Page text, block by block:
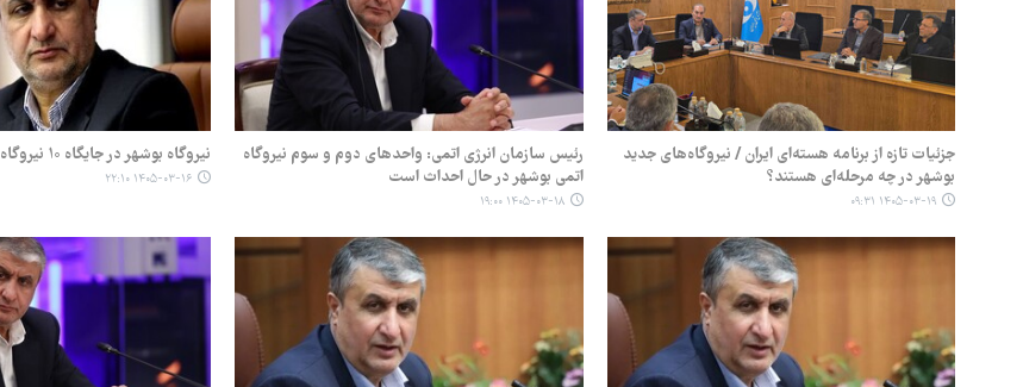
جزئیات تازه از برنامه هسته‌ای ایران / نیروگاه‌های جدید
بوشهر در چه مرحله‌ای هستند؟
۱۴۰۵-۰۳-۱۹ ۰۹:۳۱
رئیس سازمان انرژی اتمی: واحدهای دوم و سوم نیروگاه
اتمی بوشهر در حال احداث است
۱۴۰۵-۰۳-۱۸ ۱۹:۰۰
نیروگاه بوشهر در جایگاه ۱۰ نیروگاه برتر اتمی جهان
۱۴۰۵-۰۳-۱۶ ۲۲:۱۰